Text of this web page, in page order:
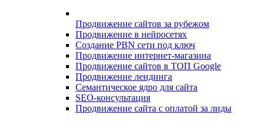
Продвижение сайтов за рубежом
Продвижение в нейросетях
Создание PBN сети под ключ
Продвижение интернет-магазина
Продвижение сайтов в ТОП Google
Продвижение лендинга
Семантическое ядро для сайта
SEO-консультация
Продвижение сайта с оплатой за лиды